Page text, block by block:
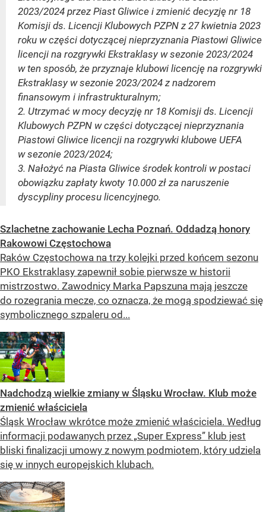
2023/2024 przez Piast Gliwice i zmienić decyzję nr 18
Komisji ds. Licencji Klubowych PZPN z 27 kwietnia 2023
roku w części dotyczącej nieprzyznania Piastowi Gliwice
licencji na rozgrywki Ekstraklasy w sezonie 2023/2024
w ten sposób, że przyznaje klubowi licencję na rozgrywki
Ekstraklasy w sezonie 2023/2024 z nadzorem
finansowym i infrastrukturalnym;
2. Utrzymać w mocy decyzję nr 18 Komisji ds. Licencji
Klubowych PZPN w części dotyczącej nieprzyznania
Piastowi Gliwice licencji na rozgrywki klubowe UEFA
w sezonie 2023/2024;
3. Nałożyć na Piasta Gliwice środek kontroli w postaci
obowiązku zapłaty kwoty 10.000 zł za naruszenie
dyscypliny procesu licencyjnego.
Szlachetne zachowanie Lecha Poznań. Oddadzą honory
Rakowowi Częstochowa
Raków Częstochowa na trzy kolejki przed końcem sezonu
PKO Ekstraklasy zapewnił sobie pierwsze w historii
mistrzostwo. Zawodnicy Marka Papszuna mają jeszcze
do rozegrania mecze, co oznacza, że mogą spodziewać się
symbolicznego szpaleru od...
Nadchodzą wielkie zmiany w Śląsku Wrocław. Klub może
zmienić właściciela
Śląsk Wrocław wkrótce może zmienić właściciela. Według
informacji podawanych przez „Super Express” klub jest
bliski finalizacji umowy z nowym podmiotem, który udziela
się w innych europejskich klubach.